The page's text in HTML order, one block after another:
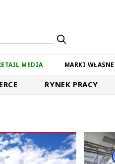
MEDIA MARKI WŁASNE
RYNEK PRACY